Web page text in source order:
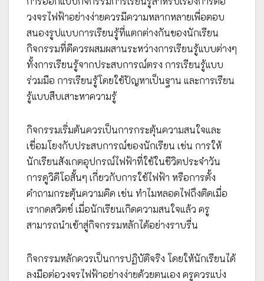
วงจรไฟฟ้าอย่างง่ายควรมีความหลากหลายเพื่อตอบ
สนองรูปแบบการเรียนรู้ที่แตกต่างกันของนักเรียน
กิจกรรมที่ดีควรผสมผสานระหว่างการเรียนรู้แบบต่างๆ
ทั้งการเรียนรู้จากประสบการณ์ตรง การเรียนรู้แบบ
ร่วมมือ การเรียนรู้โดยใช้ปัญหาเป็นฐาน และการเรียน
รู้แบบสืบเสาะหาความรู้
กิจกรรมเริ่มต้นควรเป็นการกระตุ้นความสนใจและ
เชื่อมโยงกับประสบการณ์ของนักเรียน เช่น การให้
นักเรียนสังเกตอุปกรณ์ไฟฟ้าที่ใช้ในชีวิตประจำวัน
การดูวิดีโอสั้นๆ เกี่ยวกับการใช้ไฟฟ้า หรือการตั้ง
คำถามกระตุ้นความคิด เช่น ทำไมหลอดไฟถึงติดเมื่อ
เรากดสวิตช์ เมื่อนักเรียนเกิดความสนใจแล้ว ครู
สามารถนำเข้าสู่กิจกรรมหลักได้อย่างราบรื่น
กิจกรรมหลักควรเป็นการปฏิบัติจริง โดยให้นักเรียนได้
ลงมือต่อวงจรไฟฟ้าอย่างง่ายด้วยตนเอง ครูควรแบ่ง